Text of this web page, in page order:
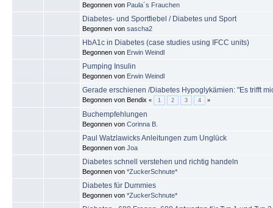
Begonnen von Paula´s Frauchen
Diabetes- und Sportfiebel / Diabetes und Sport
Begonnen von sascha2
HbA1c in Diabetes (case studies using IFCC units)
Begonnen von Erwin Weindl
Pumping Insulin
Begonnen von Erwin Weindl
Gerade erschienen /Diabetes Hypoglykämien: "Es trifft
Begonnen von Bendix « 1 2 3 4 »
Buchempfehlungen
Begonnen von Corinna B.
Paul Watzlawicks Anleitungen zum Unglück
Begonnen von Joa
Diabetes schnell verstehen und richtig handeln
Begonnen von *ZuckerSchnute*
Diabetes für Dummies
Begonnen von *ZuckerSchnute*